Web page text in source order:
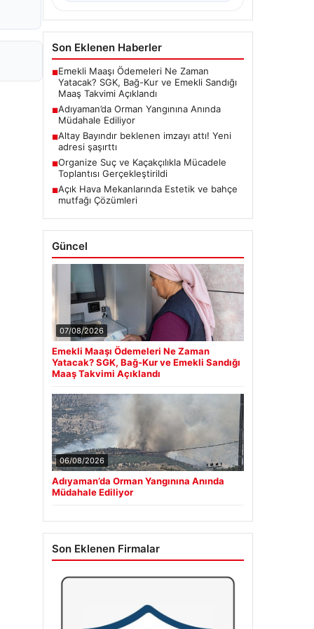
Son Eklenen Haberler
■Emekli Maaşı Ödemeleri Ne Zaman
Yatacak? SGK, Bağ-Kur ve Emekli Sandığı
Maaş Takvimi Açıklandı
■Adıyaman’da Orman Yangınına Anında
Müdahale Ediliyor
■Altay Bayındır beklenen imzayı attı! Yeni
adresi şaşırttı
■Organize Suç ve Kaçakçılıkla Mücadele
Toplantısı Gerçekleştirildi
■Açık Hava Mekanlarında Estetik ve bahçe
mutfağı Çözümleri
Güncel
07/08/2026
Emekli Maaşı Ödemeleri Ne Zaman
Yatacak? SGK, Bağ-Kur ve Emekli Sandığı
Maaş Takvimi Açıklandı
06/08/2026
Adıyaman’da Orman Yangınına Anında
Müdahale Ediliyor
Son Eklenen Firmalar